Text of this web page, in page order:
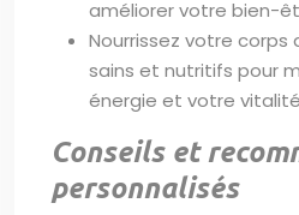
améliorer votre bien-
Nourrissez votre corps
sains et nutritifs pour
énergie et votre
Conseils et
personnalisés